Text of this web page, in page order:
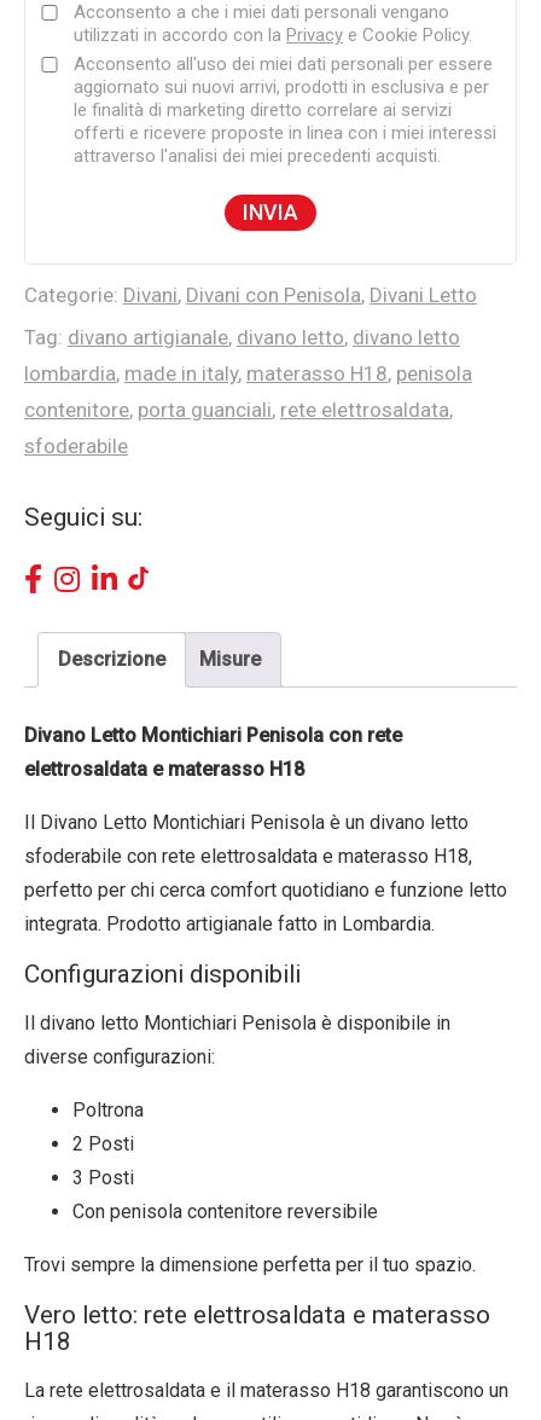
Acconsento a che i miei dati personali vengano
utilizzati in accordo con la Privacy e Cookie Policy.
Acconsento all'uso dei miei dati personali per essere
aggiornato sui nuovi arrivi, prodotti in esclusiva e per
le finalità di marketing diretto correlare ai servizi
offerti e ricevere proposte in linea con i miei interessi
attraverso l'analisi dei miei precedenti acquisti.
Categorie: Divani, Divani con Penisola, Divani Letto
Tag: divano artigianale, divano letto, divano letto
lombardia, made in italy, materasso H18, penisola
contenitore, porta guanciali, rete elettrosaldata,
sfoderabile
Seguici su:
Descrizione Misure
Divano Letto Montichiari Penisola con rete
elettrosaldata e materasso H18
Il Divano Letto Montichiari Penisola è un divano letto
sfoderabile con rete elettrosaldata e materasso H18,
perfetto per chi cerca comfort quotidiano e funzione letto
integrata. Prodotto artigianale fatto in Lombardia.
Configurazioni disponibili
Il divano letto Montichiari Penisola è disponibile in
diverse configurazioni:
Poltrona
2 Posti
3 Posti
Con penisola contenitore reversibile
Trovi sempre la dimensione perfetta per il tuo spazio.
Vero letto: rete elettrosaldata e materasso
H18
La rete elettrosaldata e il materasso H18 garantiscono un